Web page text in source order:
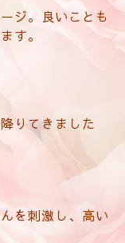
ジ。良いことも
す。
りてきました
を刺激し、高い